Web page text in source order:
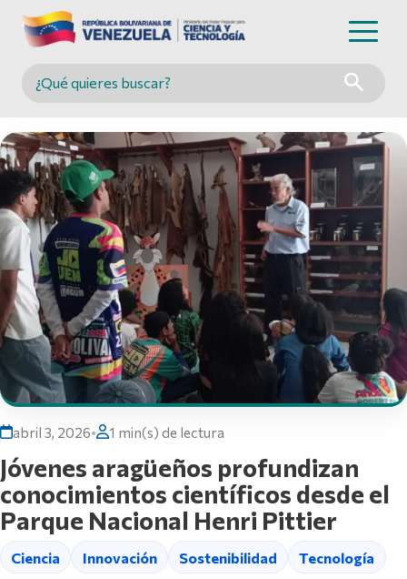
Buscar en MINCYT
abril 3, 2026• 1 min(s) de lectura
Jóvenes aragüeños profundizan
conocimientos científicos desde el
Parque Nacional Henri Pittier
Ciencia Innovación Sostenibilidad Tecnología